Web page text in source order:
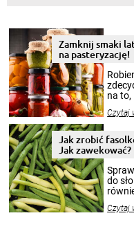
Zamknij smaki
na pasteryzację!
na to,
pełni
Czytaj
Jak zrobić
Jak zawekować?
do
nasze
Czytaj